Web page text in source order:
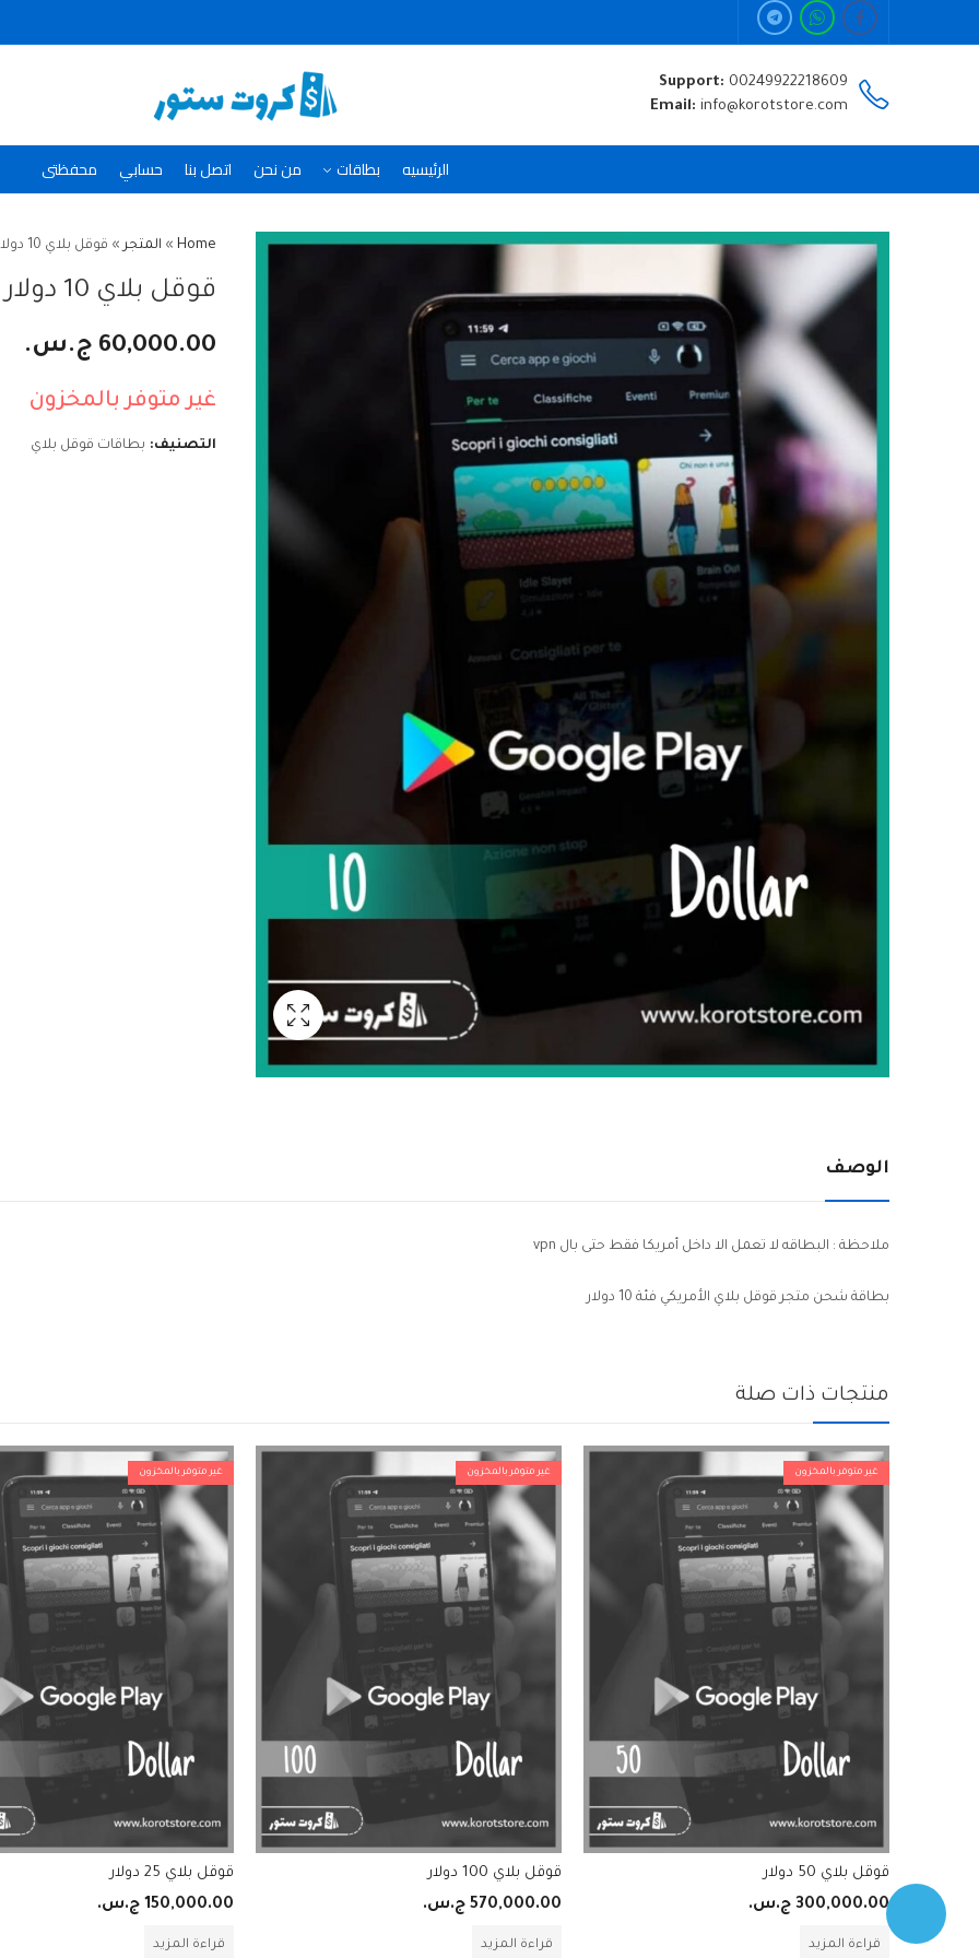
Support: 00249922218609
Email: info@korotstore.com
الرئيسيه بطاقات من نحن اتصل بنا حسابي محفظتى
Home
» المتجر» قوقل بلاي 10 دولار
قوقل بلاي 10 دولار
60,000.00 ج.س.
غير متوفر بالمخزون
التصنيف: بطاقات قوقل بلاي
الوصف
ملاحظة : البطاقه لا تعمل الا داخل أمريكا فقط حتى بال vpn
بطاقة شحن متجر قوقل بلاي الأمريكي فئة 10 دولار
منتجات ذات صلة
غير متوفر بالمخزون
قوقل بلاي 50 دولار
300,000.00 ج.س.
قراءة المزيد
غير متوفر بالمخزون
قوقل بلاي 100 دولار
570,000.00 ج.س.
قراءة المزيد
غير متوفر بالمخزون
قوقل بلاي 25 دولار
150,000.00 ج.س.
قراءة المزيد